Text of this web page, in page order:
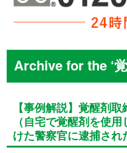
Archive for the ‘
【事例解説】覚醒剤
（自宅で覚醒剤を使
けた警察官に逮捕され